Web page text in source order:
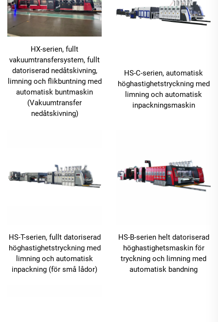
HX-serien, fullt
vakuumtransfersystem, fullt
datoriserad nedåtskivning,
limning och flikbuntning med
automatisk buntmaskin
(Vakuumtransfer
nedåtskivning)
HS-C-serien, automatisk
höghastighetstryckning med
limning och automatisk
inpackningsmaskin
HS-T-serien, fullt datoriserad
höghastighetstryckning med
limning och automatisk
inpackning (för små lådor)
HS-B-serien helt datoriserad
höghastighetsmaskin för
tryckning och limning med
automatisk bandning